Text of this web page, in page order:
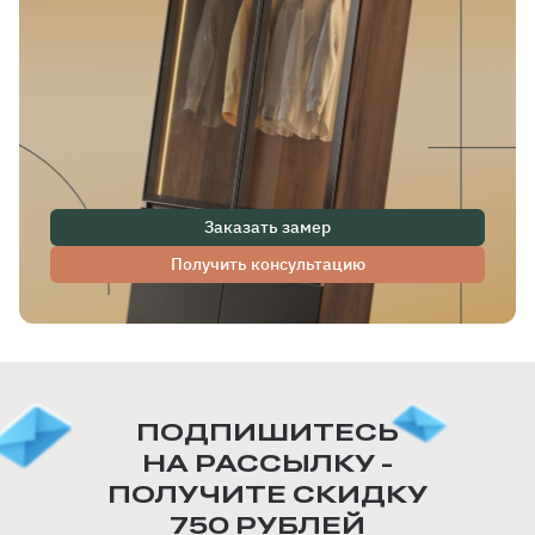
Заказать замер
Получить консультацию
ПОДПИШИТЕСЬ
НА РАССЫЛКУ -
ПОЛУЧИТЕ СКИДКУ
750 РУБЛЕЙ